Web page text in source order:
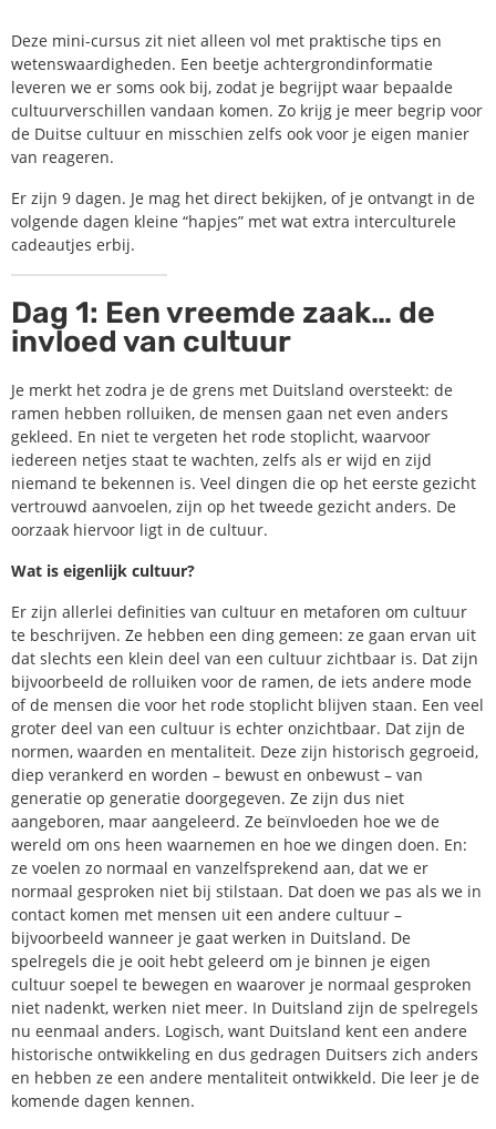
Deze mini-cursus zit niet alleen vol met praktische tips en
wetenswaardigheden. Een beetje achtergrondinformatie
leveren we er soms ook bij, zodat je begrijpt waar bepaalde
cultuurverschillen vandaan komen. Zo krijg je meer begrip voor
de Duitse cultuur en misschien zelfs ook voor je eigen manier
van reageren.
Er zijn 9 dagen. Je mag het direct bekijken, of je ontvangt in de
volgende dagen kleine “hapjes” met wat extra interculturele
cadeautjes erbij.
Dag 1: Een vreemde zaak… de
invloed van cultuur
Je merkt het zodra je de grens met Duitsland oversteekt: de
ramen hebben rolluiken, de mensen gaan net even anders
gekleed. En niet te vergeten het rode stoplicht, waarvoor
iedereen netjes staat te wachten, zelfs als er wijd en zijd
niemand te bekennen is. Veel dingen die op het eerste gezicht
vertrouwd aanvoelen, zijn op het tweede gezicht anders. De
oorzaak hiervoor ligt in de cultuur.
Wat is eigenlijk cultuur?
Er zijn allerlei definities van cultuur en metaforen om cultuur
te beschrijven. Ze hebben een ding gemeen: ze gaan ervan uit
dat slechts een klein deel van een cultuur zichtbaar is. Dat zijn
bijvoorbeeld de rolluiken voor de ramen, de iets andere mode
of de mensen die voor het rode stoplicht blijven staan. Een veel
groter deel van een cultuur is echter onzichtbaar. Dat zijn de
normen, waarden en mentaliteit. Deze zijn historisch gegroeid,
diep verankerd en worden – bewust en onbewust – van
generatie op generatie doorgegeven. Ze zijn dus niet
aangeboren, maar aangeleerd. Ze beïnvloeden hoe we de
wereld om ons heen waarnemen en hoe we dingen doen. En:
ze voelen zo normaal en vanzelfsprekend aan, dat we er
normaal gesproken niet bij stilstaan. Dat doen we pas als we in
contact komen met mensen uit een andere cultuur –
bijvoorbeeld wanneer je gaat werken in Duitsland. De
spelregels die je ooit hebt geleerd om je binnen je eigen
cultuur soepel te bewegen en waarover je normaal gesproken
niet nadenkt, werken niet meer. In Duitsland zijn de spelregels
nu eenmaal anders. Logisch, want Duitsland kent een andere
historische ontwikkeling en dus gedragen Duitsers zich anders
en hebben ze een andere mentaliteit ontwikkeld. Die leer je de
komende dagen kennen.